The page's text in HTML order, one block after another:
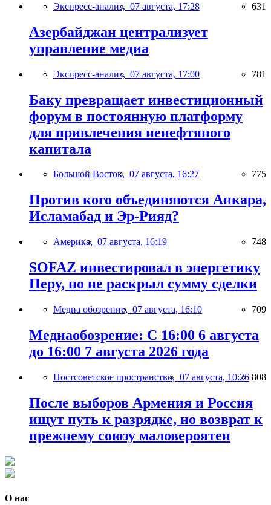
Экспресс-анализ, 07 августа, 17:28 631
Азербайджан централизует
управление медиа
Экспресс-анализ, 07 августа, 17:00 781
Баку превращает инвестиционный
форум в постоянную платформу
для привлечения ненефтяного
капитала
Большой Восток, 07 августа, 16:27 775
Против кого объединяются Анкара,
Исламабад и Эр-Рияд?
Америка, 07 августа, 16:19 748
SOFAZ инвестировал в энергетику
Перу, но не раскрыл сумму сделки
Медиа обозрение, 07 августа, 16:10 709
Медиаобозрение: С 16:00 6 августа
до 16:00 7 августа 2026 года
Постсоветское пространство, 07 августа, 10:26 808
После выборов Армения и Россия
ищут путь к разрядке, но возврат к
прежнему союзу маловероятен
О нас